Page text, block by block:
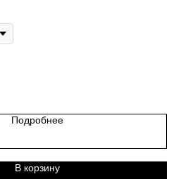
Подробнее
В корзину